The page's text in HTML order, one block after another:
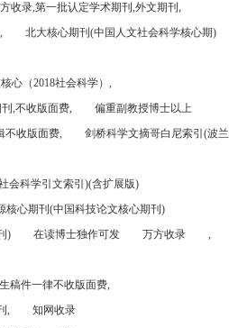
收录,第一批认定学术期刊,外文期刊,
北大核心期刊(中国人文社会科学核心期)
心（2018社会科学）,
,不收版面费,
偏重副教授博士以上
不收版面费,
剑桥科学文摘哥白尼索引(波兰
会科学引文索引)(含扩展版)
核心期刊(中国科技论文核心期刊)
) 在读博士独作可发 万方收录
,
稿件一律不收版面费,
,
知网收录